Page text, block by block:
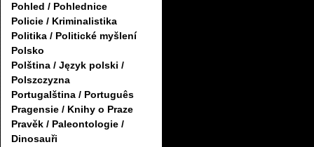
Pohled / Pohlednice
Policie / Kriminalistika
Politika / Politické myšlení
Polsko
Polština / Język polski /
Polszczyzna
Portugalština / Português
Pragensie / Knihy o Praze
Pravěk / Paleontologie /
Dinosauři